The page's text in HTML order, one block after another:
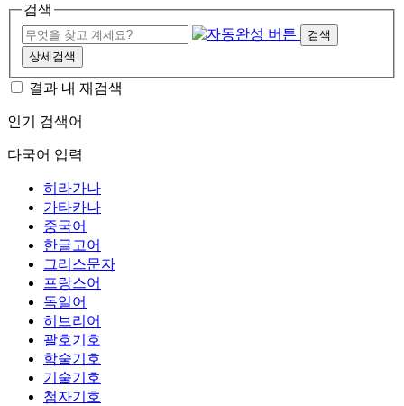
검색
검색
상세검색
결과 내 재검색
인기 검색어
다국어 입력
히라가나
가타카나
중국어
한글고어
그리스문자
프랑스어
독일어
히브리어
괄호기호
학술기호
기술기호
첨자기호